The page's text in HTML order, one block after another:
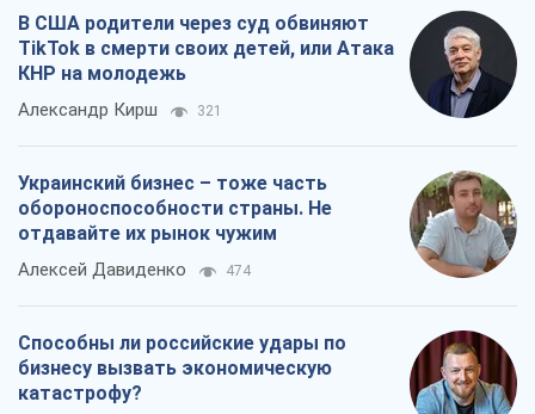
В США родители через суд обвиняют
TikTok в смерти своих детей, или Атака
КНР на молодежь
Александр Кирш 321
Украинский бизнес – тоже часть
обороноспособности страны. Не
отдавайте их рынок чужим
Алексей Давиденко 474
Способны ли российские удары по
бизнесу вызвать экономическую
катастрофу?